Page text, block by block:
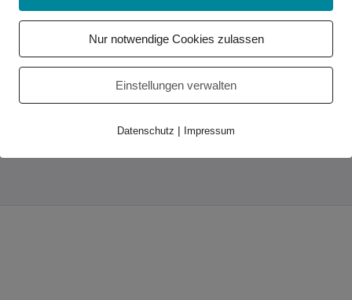
Impressum
Service-Center
Nur notwendige Cookies zulassen
Einstellungen verwalten
Datenschutz | Impressum